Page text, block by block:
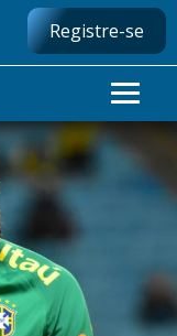
Registre-se